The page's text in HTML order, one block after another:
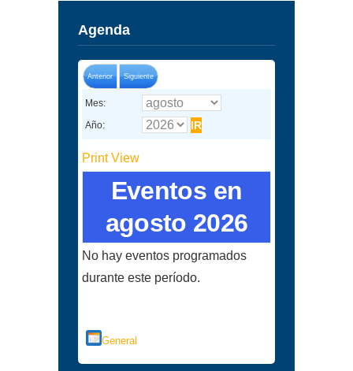
Agenda
Anterior Siguiente
Mes:
Año:
PrintView
Eventos en
agosto 2026
No hay eventos programados
durante este período.
General